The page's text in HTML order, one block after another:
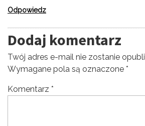
Odpowiedz
Dodaj komentarz
Twój adres e-mail nie zostanie
Wymagane pola są oznaczone *
Komentarz *